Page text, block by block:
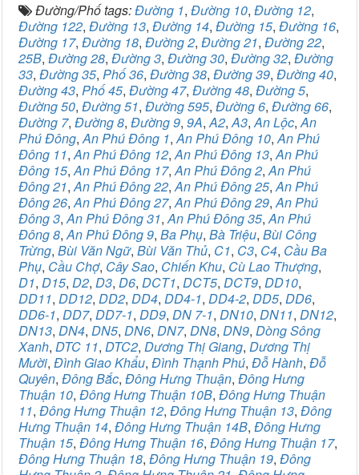
Đường/Phố tags:Đường 1, Đường 10, Đường 12,
Đường 122, Đường 13, Đường 14, Đường 15, Đường 16,
Đường 17, Đường 18, Đường 2, Đường 21, Đường 22,
25B, Đường 28, Đường 3, Đường 30, Đường 32, Đường
33, Đường 35, Phố 36, Đường 38, Đường 39, Đường 40,
Đường 43, Phố 45, Đường 47, Đường 48, Đường 5,
Đường 50, Đường 51, Đường 595, Đường 6, Đường 66,
Đường 7, Đường 8, Đường 9, 9A,A2,A3,An Lộc,An
Phú Đông,An Phú Đông 1,An Phú Đông 10,An Phú
Đông 11,An Phú Đông 12,An Phú Đông 13,An Phú
Đông 15,An Phú Đông 17,An Phú Đông 2,An Phú
Đông 21,An Phú Đông 22,An Phú Đông 25,An Phú
Đông 26,An Phú Đông 27,An Phú Đông 29,An Phú
Đông 3,An Phú Đông 31,An Phú Đông 35,An Phú
Đông 8,An Phú Đông 9, Ba Phụ, Bà Triệu, Bùi Công
Trừng, Bùi Văn Ngữ, Bùi Văn Thủ, C1, C3, C4, Cầu Ba
Phụ, Cầu Chợ, Cây Sao, Chiến Khu, Cù Lao Thượng,
D1, D15, D2, D3, D6, DCT1, DCT5, DCT9, DD10,
DD11, DD12, DD2, DD4, DD4-1, DD4-2, DD5, DD6,
DD6-1, DD7, DD7-1, DD9, DN 7-1, DN10, DN11, DN12,
DN13, DN4, DN5, DN6, DN7, DN8, DN9, Dòng Sông
Xanh, DTC 11, DTC2, Dương Thị Giang, Dương Thị
Mười, Đình Giao Khẩu, Đình Thạnh Phú, Đỗ Hành, Đỗ
Quyên, Đông Bắc, Đông Hưng Thuận, Đông Hưng
Thuận 10, Đông Hưng Thuận 10B, Đông Hưng Thuận
11, Đông Hưng Thuận 12, Đông Hưng Thuận 13, Đông
Hưng Thuận 14, Đông Hưng Thuận 14B, Đông Hưng
Thuận 15, Đông Hưng Thuận 16, Đông Hưng Thuận 17,
Đông Hưng Thuận 18, Đông Hưng Thuận 19, Đông